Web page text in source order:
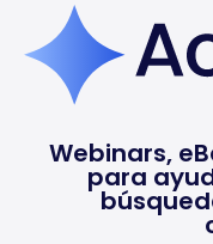
Webinars,
para